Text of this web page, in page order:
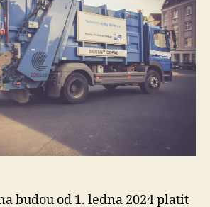
budou od 1. ledna 2024 platit